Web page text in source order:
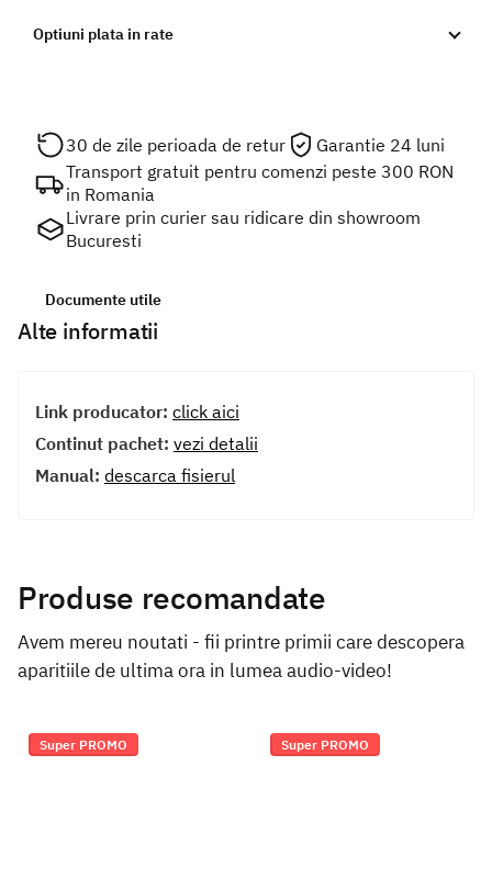
Optiuni plata in rate
30 de zile perioada de retur
Garantie 24 luni
Transport gratuit pentru comenzi peste 300 RON
in Romania
Livrare prin curier sau ridicare din showroom
Bucuresti
Documente utile
Alte informatii
Link producator: click aici
Continut pachet: vezi detalii
Manual: descarca fisierul
Produse recomandate
Avem mereu noutati - fii printre primii care descopera
aparitiile de ultima ora in lumea audio-video!
Super PROMO Super PROMO